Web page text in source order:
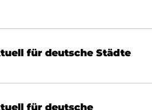
für deutsche Städte
für deutsche